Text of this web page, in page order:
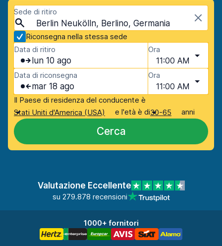
Sede di ritiro
Berlin Neukölln, Berlino, Germania
Riconsegna nella stessa sede
Data di ritiro
lun 10 ago
Ora
11:00 AM
Data di riconsegna
mar 18 ago
Ora
11:00 AM
Il Paese di residenza del conducente è
Stati Uniti d'America (USA)
e l'età è di30-65 anni
Cerca
Valutazione Eccellente
su 279.878 recensioni
1000+ fornitori